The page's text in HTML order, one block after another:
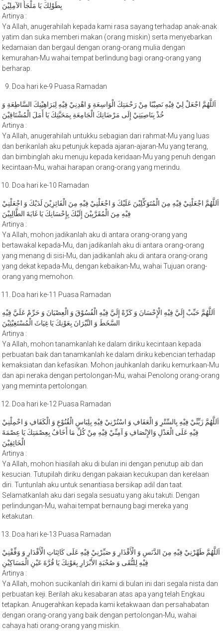
Artinya :
Ya Allah, anugerahilah kepada kami rasa sayang terhadap anak-anak
yatim dan suka memberi makan (orang miskin) serta menyebarkan
kedamaian dan bergaul dengan orang-orang mulia dengan
kemurahan-Mu wahai tempat berlindung bagi orang-orang yang
berharap.
خُذْ بِنَاصِيَتِيْ إِلَى مَرْضَاتِكَ الْجَامِعَةِ بِمَحَبَّتِكَ يَا أَمَلَ الْمُشْتَاقِيْنَ
Artinya :
Ya Allah, anugerahilah untukku sebagian dari rahmat-Mu yang luas
dan berikanlah aku petunjuk kepada ajaran-ajaran-Mu yang terang,
dan bimbinglah aku menuju kepada keridaan-Mu yang penuh dengan
kecintaan-Mu, wahai harapan orang-orang yang merindu.
فِيْهِ مِنَ الْمُقَرَّبِيْنَ إِلَيْكَ بِإِحْسَانِكَ يَا غَايَةَ الطَّالِبِيْنَ
Artinya :
Ya Allah, mohon jadikanlah aku di antara orang-orang yang
bertawakal kepada-Mu, dan jadikanlah aku di antara orang-orang
yang menang di sisi-Mu, dan jadikanlah aku di antara orang-orang
yang dekat kepada-Mu, dengan kebaikan-Mu, wahai Tujuan orang-
orang yang memohon.
السَّخَطَ وَ النِّيْرَانَ بِعَوْنِكَ يَا غِيَاثَ الْمُسْتَغِيْثِيْنَ
Artinya :
Ya Allah, mohon tanamkanlah ke dalam diriku kecintaan kepada
perbuatan baik dan tanamkanlah ke dalam diriku kebencian terhadap
kemaksiatan dan kefasikan. Mohon jauhkanlah dariku kemurkaan-Mu
dan api neraka dengan pertolongan-Mu, wahai Penolong orang-orang
yang meminta pertolongan.
فِيْهِ عَلَى الْعَدْلِ وَالإِنْصَافِ وَ آمِنِّيْ فِيْهِ مِنْ كُلِّ مَا أَخَافُ بِعِصْمَتِكَ يَا عِصْمَةَ
الْخَائِفِيْنَ
Artinya :
Ya Allah, mohon hiasilah aku di bulan ini dengan penutup aib dan
kesucian. Tutupilah diriku dengan pakaian kecukupan dan kerelaan
diri. Tuntunlah aku untuk senantiasa bersikap adil dan taat.
Selamatkanlah aku dari segala sesuatu yang aku takuti. Dengan
perlindungan-Mu, wahai tempat bernaung bagi mereka yang
ketakutan.
فِيْهِ لِلتُّقَى وَ صُحْبَةِ الأَبْرَارِ بِعَوْنِكَ يَا قُرَّةَ عَيْنِ الْمَسَاكِيْنِ
Artinya :
Ya Allah, mohon sucikanlah diri kami di bulan ini dari segala nista dan
perbuatan keji. Berilah aku kesabaran atas apa yang telah Engkau
tetapkan. Anugerahkan kepada kami ketakwaan dan persahabatan
dengan orang-orang yang baik dengan pertolongan-Mu, wahai
cahaya hati orang-orang yang miskin.